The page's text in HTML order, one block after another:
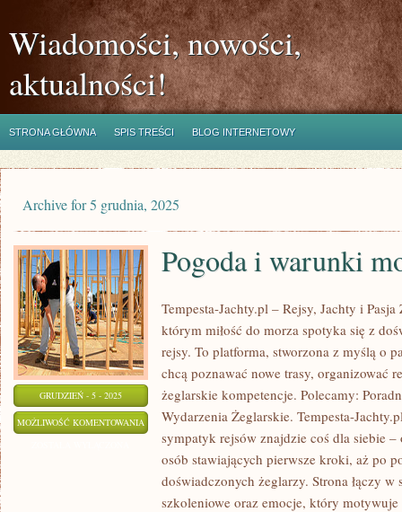
Wiadomości, nowości,
aktualności!
STRONA GŁÓWNA SPIS TREŚCI BLOG INTERNETOWY
Archive for 5 grudnia, 2025
GRUDZIEŃ - 5 - 2025
MOŻLIWOŚĆ KOMENTOWANIA POGODA
WARUNKI
MORSKIE
Pogoda i warunki
Tempesta-Jachty.pl – Rejsy, Jachty i
którym miłość do morza spotyka się z
rejsy. To platforma, stworzona z myślą o
chcą poznawać nowe trasy, organizować
żeglarskie kompetencje. Polecamy:
Wydarzenia Żeglarskie. Tempesta-
sympatyk rejsów znajdzie coś dla siebie
osób stawiających pierwsze kroki, aż po
doświadczonych żeglarzy. Strona łączy
szkoleniowe oraz emocje, który